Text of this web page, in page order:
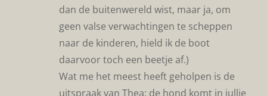
dan de buitenwereld wist, maar ja, om
geen valse verwachtingen te scheppen
naar de kinderen, hield ik de boot
daarvoor toch een beetje af.)
Wat me het meest heeft geholpen is de
uitspraak van Thea: de hond komt in jullie